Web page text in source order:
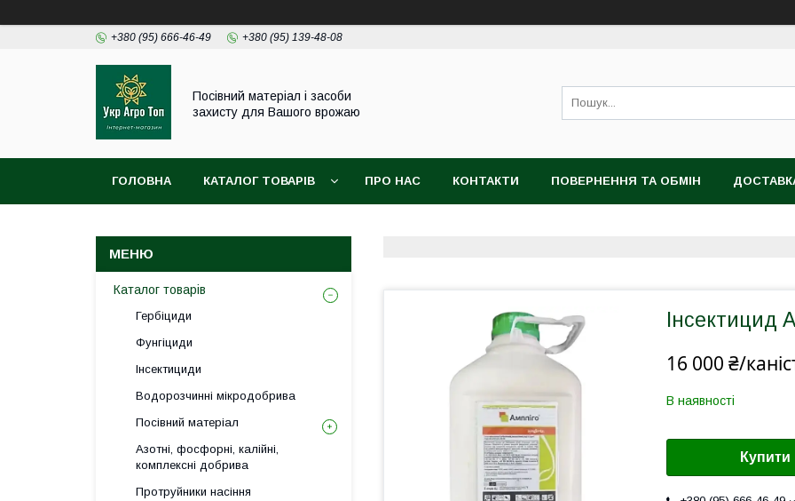
+380 (95) 666-46-49 +380 (95) 139-48-08
Посівний матеріал і засоби
захисту для Вашого врожаю
ГОЛОВНА КАТАЛОГ ТОВАРІВ ПРО НАС КОНТАКТИ ПОВЕРНЕННЯ ТА ОБМІН
Інсектицид
16 000 ₴/
В наявності
Купити
Каталог товарів
Гербіциди
Фунгіциди
Інсектициди
Водорозчинні мікродобрива
Посівний матеріал
Азотні, фосфорні, калійні,
комплексні добрива
Протруйники насіння